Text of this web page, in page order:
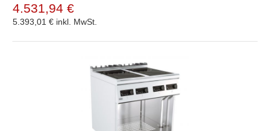
4.531,94 €
5.393,01 € inkl. MwSt.